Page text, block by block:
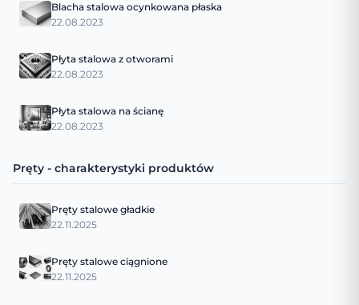
Blacha stalowa ocynkowana płaska
22.08.2023
Płyta stalowa z otworami
22.08.2023
Płyta stalowa na ścianę
22.08.2023
Pręty - charakterystyki produktów
Pręty stalowe gładkie
22.11.2025
Pręty stalowe ciągnione
22.11.2025